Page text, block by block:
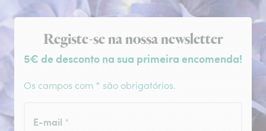
Subscrição da newsletter
Registe-se na nossa newsletter
5€ de desconto na sua primeira encomenda!
Os campos com * são obrigatórios.
E-mail *